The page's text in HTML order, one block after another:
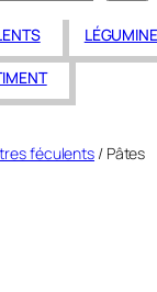
féculents / Pâtes